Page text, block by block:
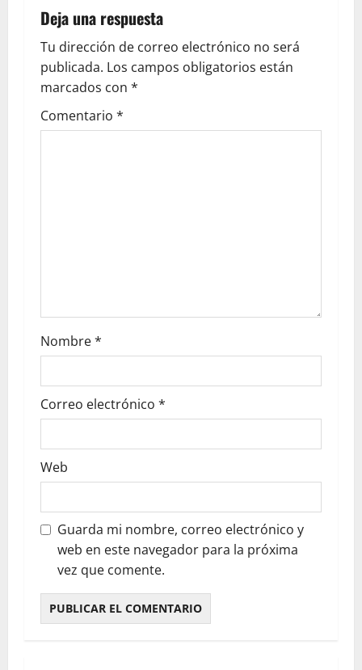
Deja una respuesta
Tu dirección de correo electrónico no será
publicada. Los campos obligatorios están
marcados con *
Comentario *
Nombre*
Correo electrónico *
Web
Guarda mi nombre, correo electrónico y
web en este navegador para la próxima
vez que comente.